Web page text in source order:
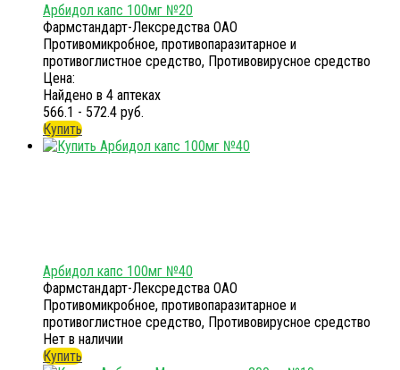
Арбидол капс 100мг №20
Фармстандарт-Лексредства ОАО
Противомикробное, противопаразитарное и
противоглистное средство, Противовирусное средство
Цена:
Найдено в 4 аптеках
566.1 - 572.4 руб.
Купить
Арбидол капс 100мг №40
Фармстандарт-Лексредства ОАО
Противомикробное, противопаразитарное и
противоглистное средство, Противовирусное средство
Нет в наличии
Купить